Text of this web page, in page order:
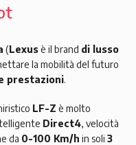
(Lexusè il brand di lusso
la mobilità del futuro
prestazioni.
LF-Z è molto
Direct4, velocità
da 0-100 Km/h in soli 3